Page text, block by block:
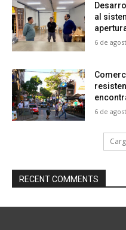
al
6 de
6 de
RECENT COMMENTS